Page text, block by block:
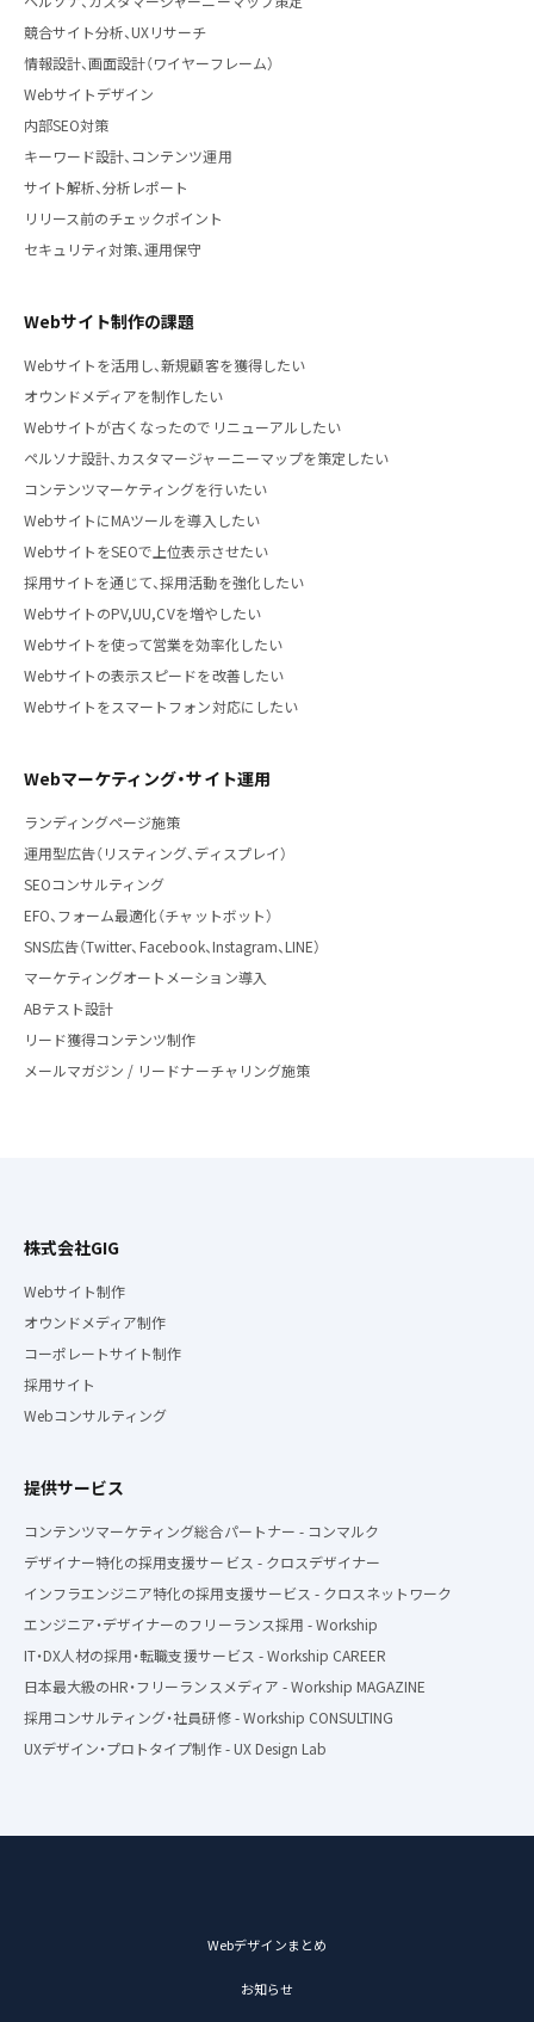
競合サイト分析、UXリサーチ
情報設計、画面設計（ワイヤーフレーム）
Webサイトデザイン
内部SEO対策
キーワード設計、コンテンツ運用
サイト解析、分析レポート
リリース前のチェックポイント
セキュリティ対策、運用保守
Webサイト制作の課題
Webサイトを活用し、新規顧客を獲得したい
オウンドメディアを制作したい
Webサイトが古くなったのでリニューアルしたい
ペルソナ設計、カスタマージャーニーマップを策定したい
コンテンツマーケティングを行いたい
WebサイトにMAツールを導入したい
WebサイトをSEOで上位表示させたい
採用サイトを通じて、採用活動を強化したい
WebサイトのPV,UU,CVを増やしたい
Webサイトを使って営業を効率化したい
Webサイトの表示スピードを改善したい
Webサイトをスマートフォン対応にしたい
Webマーケティング・サイト運用
ランディングページ施策
運用型広告（リスティング、ディスプレイ）
SEOコンサルティング
EFO、フォーム最適化（チャットボット）
SNS広告（Twitter、Facebook、Instagram、LINE）
マーケティングオートメーション導入
ABテスト設計
リード獲得コンテンツ制作
メールマガジン / リードナーチャリング施策
株式会社GIG
Webサイト制作
オウンドメディア制作
コーポレートサイト制作
採用サイト
Webコンサルティング
提供サービス
コンテンツマーケティング総合パートナー - コンマルク
デザイナー特化の採用支援サービス - クロスデザイナー
インフラエンジニア特化の採用支援サービス - クロスネットワーク
エンジニア・デザイナーのフリーランス採用 - Workship
IT・DX人材の採用・転職支援サービス - Workship CAREER
日本最大級のHR・フリーランスメディア - Workship MAGAZINE
採用コンサルティング・社員研修 - Workship CONSULTING
UXデザイン・プロトタイプ制作 - UX Design Lab
Webデザインまとめ
お知らせ